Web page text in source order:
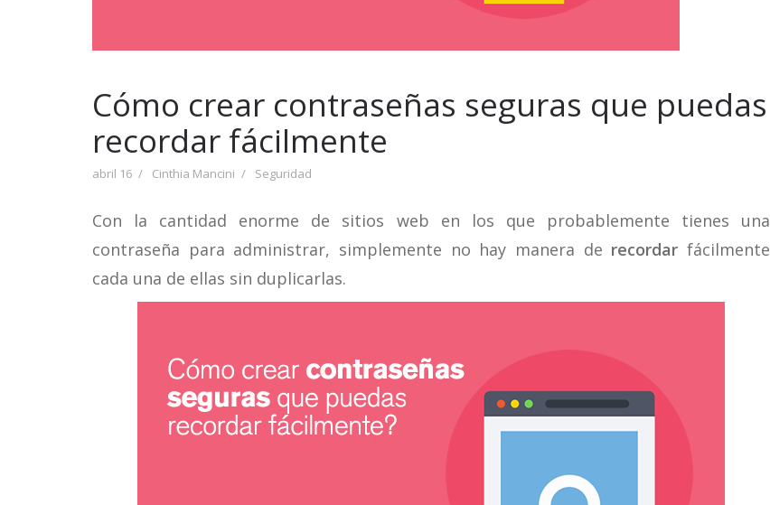
Cómo crear contraseñas seguras que puedas
recordar fácilmente
abril 16 Cinthia Mancini Seguridad
Con la cantidad enorme de sitios web en los que probablemente tienes una
contraseña para administrar, simplemente no hay manera de recordar fácilmente
cada una de ellas sin duplicarlas.